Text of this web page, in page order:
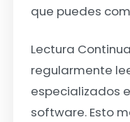
que puedes
Lectura Continua
regularmente
especializados
software. Esto